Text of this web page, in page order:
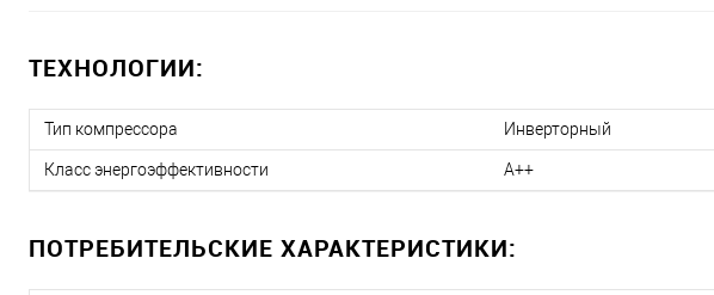
ТЕХНОЛОГИИ:
Тип компрессора Инверторный
Класс энергоэффективности A++
ПОТРЕБИТЕЛЬСКИЕ ХАРАКТЕРИСТИКИ: